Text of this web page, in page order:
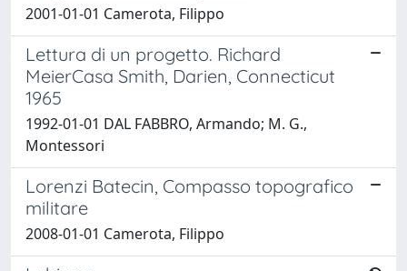
2001-01-01 Camerota, Filippo
Lettura di un progetto. Richard
MeierCasa Smith, Darien, Connecticut
1965
1992-01-01 DAL FABBRO, Armando; M. G.,
Montessori
Lorenzi Batecin, Compasso topografico
militare
2008-01-01 Camerota, Filippo